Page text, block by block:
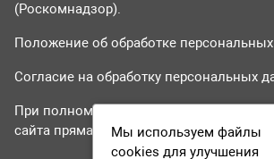
(Роскомнадзор).
Положение об обработке
Согласие на обработку персональных
При полном или частичном
сайта прямая гиперссылка на tvr24.tv
Мы используем файлы
cookies для улучшения